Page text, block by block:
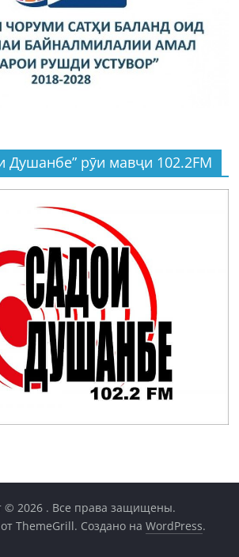
Душанбе” рӯи мавҷи 102.2FM
© 2026 . Все права защищены.
от ThemeGrill. Создано наWordPress.